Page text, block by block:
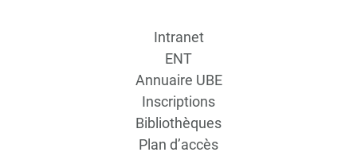
Intranet
ENT
Annuaire UBE
Inscriptions
Bibliothèques
Plan d’accès